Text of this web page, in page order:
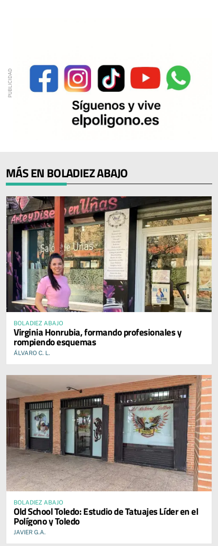
MÁS EN BOLADIEZ ABAJO
BOLADIEZ ABAJO
Virginia Honrubia, formando profesionales y
rompiendo esquemas
ÁLVARO C. L.
BOLADIEZ ABAJO
Old School Toledo: Estudio de Tatuajes Líder en el
Polígono y Toledo
JAVIER G.A.